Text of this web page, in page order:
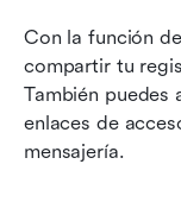
Con la función
compartir tu
También puedes
enlaces de
mensajería.